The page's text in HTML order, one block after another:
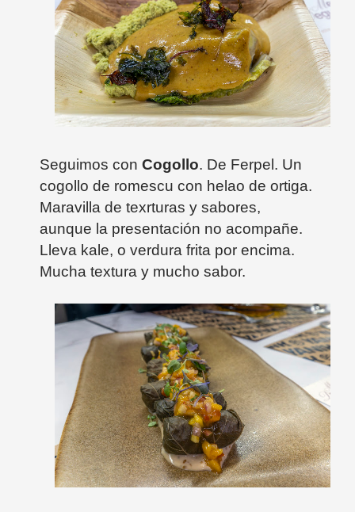
Seguimos con Cogollo. De Ferpel. Un
cogollo de romescu con helao de ortiga.
Maravilla de texrturas y sabores,
aunque la presentación no acompañe.
Lleva kale, o verdura frita por encima.
Mucha textura y mucho sabor.